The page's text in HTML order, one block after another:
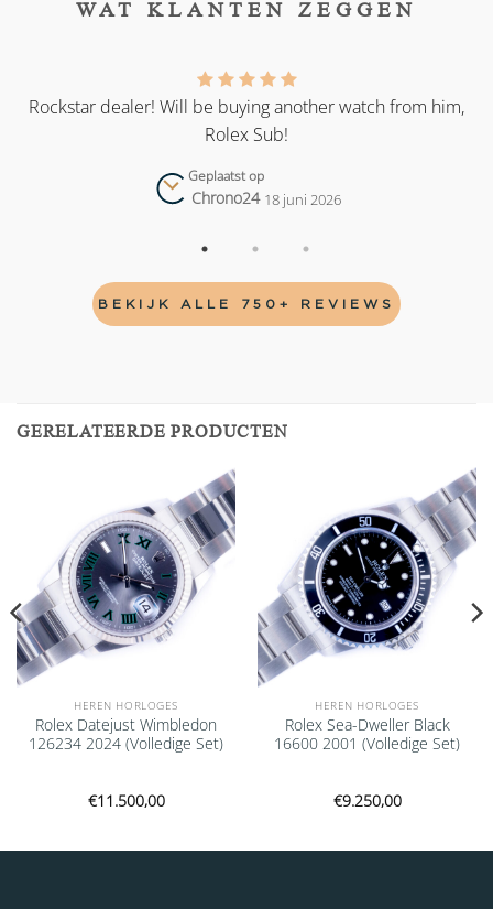
WAT KLANTEN ZEGGEN
Rockstar dealer! Will be buying another watch from him,
Rolex Sub!
Geplaatst op
Chrono24 18 juni 2026
BEKIJK ALLE 750+ REVIEWS
GERELATEERDE PRODUCTEN
Add to
wishlist
HEREN HORLOGES
Rolex Datejust Wimbledon
126234 2024 (Volledige Set)
€11.500,00
Add to
wishlist
HEREN HORLOGES
Rolex Sea-Dweller Black
16600 2001 (Volledige Set)
€9.250,00